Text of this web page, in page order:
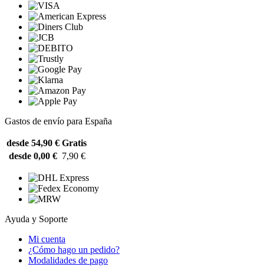
Gastos de envío para España
desde 54,90 € Gratis
desde 0,00 € 7,90 €
Ayuda y Soporte
Mi cuenta
¿Cómo hago un pedido?
Modalidades de pago